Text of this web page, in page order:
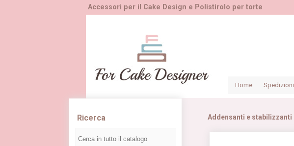
Accessori per il Cake Design e Polistirolo per torte
Home
Spedizioni
Ricerca Addensanti e stabilizzanti